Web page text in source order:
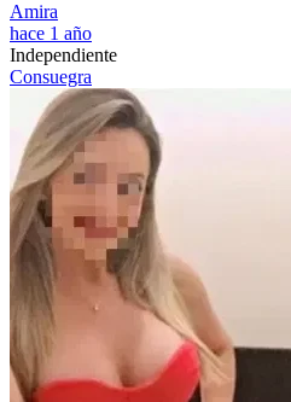
Amira
hace 1 año
Independiente
Consuegra